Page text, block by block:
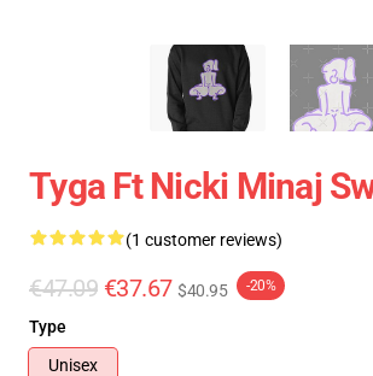
Tyga Ft Nicki Minaj
(1 customer reviews)
€47.09 €37.67 $40.95 -20%
Type
Unisex